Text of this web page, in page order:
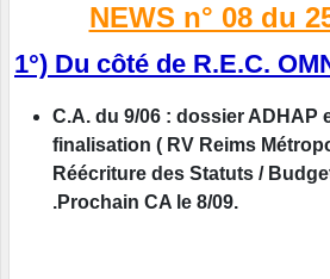
NEWS n° 08 du
1°) Du côté de R.E.C.
C.A. du 9/06 : dossier ADHAP
finalisation ( RV Reims
Réécriture des Statuts /
.Prochain CA le 8/09.